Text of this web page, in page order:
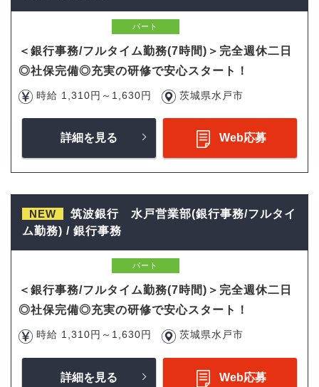
パート
＜銀行事務/フルタイム勤務(7時間)＞完全週休二日
◎社保完備◎充実の研修で安心スタート！
時給 1,310円～1,630円 茨城県水戸市
詳細を見る Web応募
NEW
筑波銀行 水戸営業部(銀行事務/フルタイ
ム勤務) / 銀行事務
パート
＜銀行事務/フルタイム勤務(7時間)＞完全週休二日
◎社保完備◎充実の研修で安心スタート！
時給 1,310円～1,630円 茨城県水戸市
詳細を見る Web応募